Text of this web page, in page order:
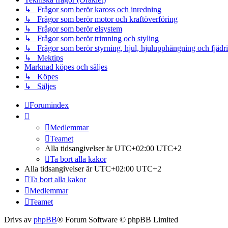
↳ Frågor som berör kaross och inredning
↳ Frågor som berör motor och kraftöverföring
↳ Frågor som berör elsystem
↳ Frågor som berör trimning och styling
↳ Frågor som berör styrning, hjul, hjulupphängning och
↳ Mektips
Marknad köpes och säljes
↳ Köpes
↳ Säljes
Forumindex
Medlemmar
Teamet
Alla tidsangivelser är UTC+02:00 UTC+2
Ta bort alla kakor
Alla tidsangivelser är UTC+02:00 UTC+2
Ta bort alla kakor
Medlemmar
Teamet
Drivs av phpBB® Forum Software © phpBB Limited